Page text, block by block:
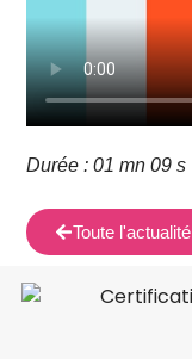
Durée : 01 mn 09 s
Toute l'actualité